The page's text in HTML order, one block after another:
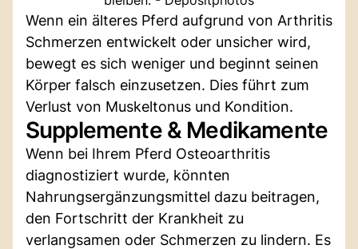
Wenn ein älteres Pferd aufgrund von Arthritis
Schmerzen entwickelt oder unsicher wird,
bewegt es sich weniger und beginnt seinen
Körper falsch einzusetzen. Dies führt zum
Verlust von Muskeltonus und Kondition.
Supplemente & Medikamente
Wenn bei Ihrem Pferd Osteoarthritis
diagnostiziert wurde, könnten
Nahrungsergänzungsmittel dazu beitragen,
den Fortschritt der Krankheit zu
verlangsamen oder Schmerzen zu lindern. Es